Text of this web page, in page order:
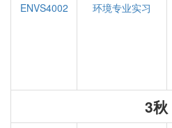
ENVS4002 环境专业实习
3秋